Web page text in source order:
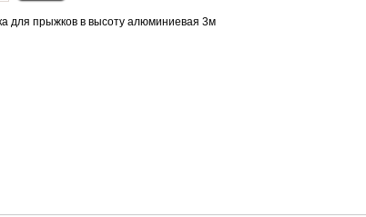
для прыжков в высоту алюминиевая 3м